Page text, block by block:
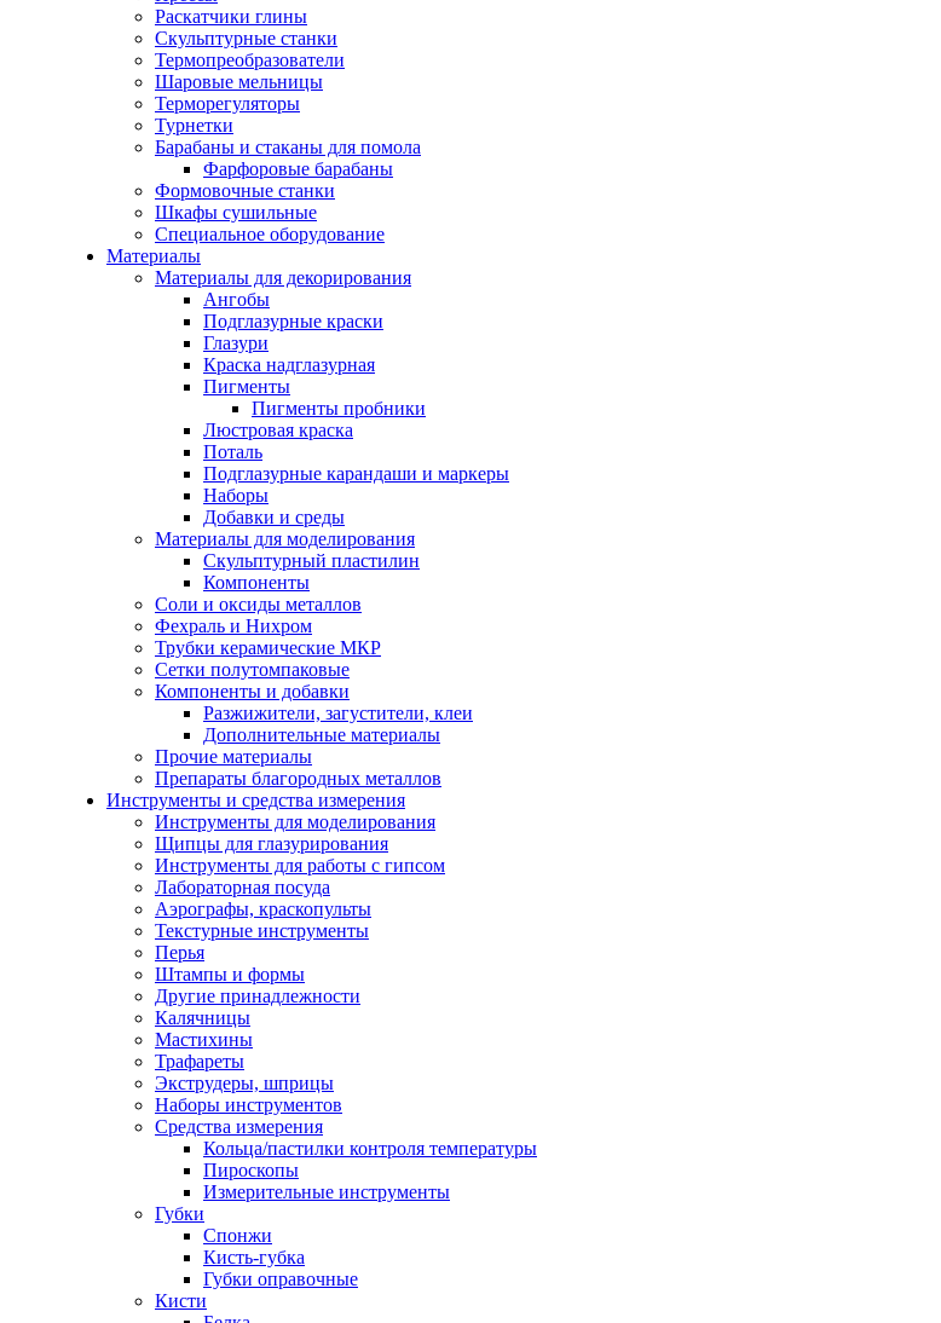
Раскатчики глины
Скульптурные станки
Термопреобразователи
Шаровые мельницы
Терморегуляторы
Турнетки
Барабаны и стаканы для помола
Фарфоровые барабаны
Формовочные станки
Шкафы сушильные
Специальное оборудование
Материалы
Материалы для декорирования
Ангобы
Подглазурные краски
Глазури
Краска надглазурная
Пигменты
Пигменты пробники
Люстровая краска
Поталь
Подглазурные карандаши и маркеры
Наборы
Добавки и среды
Материалы для моделирования
Скульптурный пластилин
Компоненты
Соли и оксиды металлов
Фехраль и Нихром
Трубки керамические МКР
Сетки полутомпаковые
Компоненты и добавки
Разжижители, загустители, клеи
Дополнительные материалы
Прочие материалы
Препараты благородных металлов
Инструменты и средства измерения
Инструменты для моделирования
Щипцы для глазурирования
Инструменты для работы с гипсом
Лабораторная посуда
Аэрографы, краскопульты
Текстурные инструменты
Перья
Штампы и формы
Другие принадлежности
Калячницы
Мастихины
Трафареты
Экструдеры, шприцы
Наборы инструментов
Средства измерения
Кольца/пастилки контроля температуры
Пироскопы
Измерительные инструменты
Губки
Спонжи
Кисть-губка
Губки оправочные
Кисти